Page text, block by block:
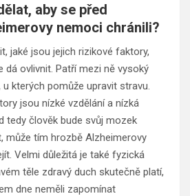
aby se před
nemoci chránili?
jaké jsou jejich rizikové faktory,
dá ovlivnit. Patří mezi ně vysoký
kterých pomůže upravit stravu.
jsou nízké vzdělání a nízká
tedy člověk bude svůj mozek
může tím hrozbě Alzheimerovy
Velmi důležitá je také fyzická
těle zdravý duch skutečně platí,
dne neměli zapomínat